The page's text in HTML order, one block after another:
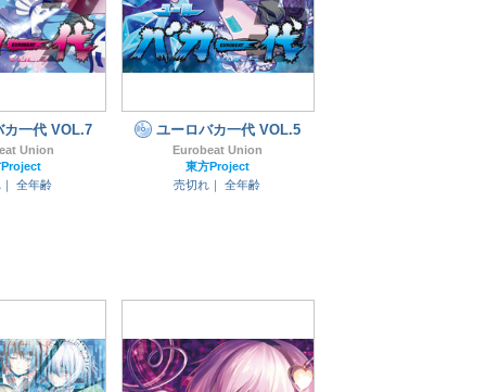
カ一代 VOL.7
Union
全年齢
ユーロバカ一代 VOL.5
Eurobeat Union
東方Project
売切れ｜
全年齢